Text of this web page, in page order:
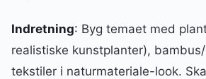
Indretning: Byg temaet med
realistiske kunstplanter),
tekstiler i naturmateriale-look.